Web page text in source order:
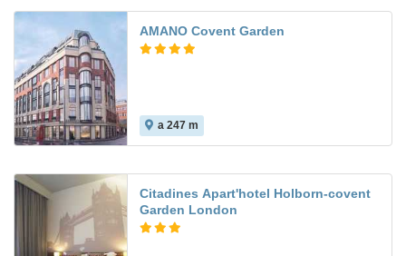
AMANO Covent Garden
a 247 m
Citadines Apart'hotel Holborn-covent
Garden London